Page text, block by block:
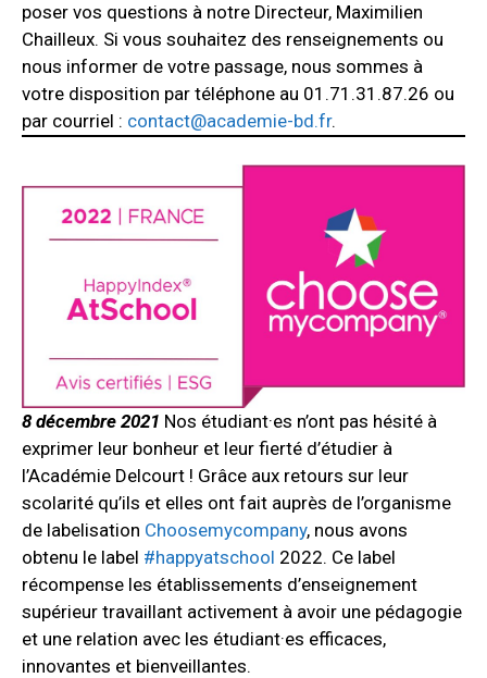
poser vos questions à notre Directeur, Maximilien
Chailleux. Si vous souhaitez des renseignements ou
nous informer de votre passage, nous sommes à
votre disposition par téléphone au 01.71.31.87.26 ou
par courriel : contact@academie-bd.fr.
8 décembre 2021 Nos étudiant·es n’ont pas hésité à
exprimer leur bonheur et leur fierté d’étudier à
l’Académie Delcourt ! Grâce aux retours sur leur
scolarité qu’ils et elles ont fait auprès de l’organisme
de labelisation Choosemycompany, nous avons
obtenu le label #happyatschool 2022. Ce label
récompense les établissements d’enseignement
supérieur travaillant activement à avoir une pédagogie
et une relation avec les étudiant·es efficaces,
innovantes et bienveillantes.